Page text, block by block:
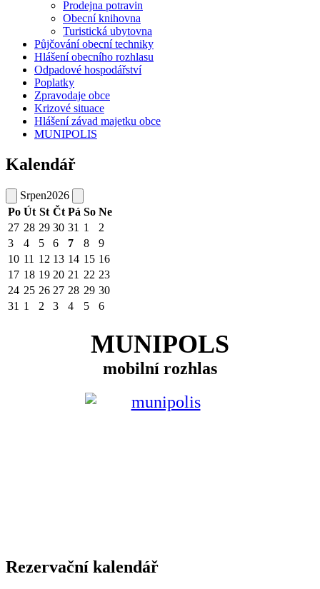
Prodejna potravin
Obecní knihovna
Turistická ubytovna
Půjčování obecní techniky
Hlášení obecního rozhlasu
Odpadové hospodářství
Poplatky
Zpravodaje obce
Krizové situace
Hlášení závad majetku obce
MUNIPOLIS
Kalendář
Srpen2026
Po Út St Čt Pá So Ne
27 28 29 30 31 1
2
3
4 5 6 7 8
9
10 11 12 13 14 15 16
17 18 19 20 21 22 23
24 25 26 27 28 29 30
31 1 2 3 4 5 6
MUNIPOLS
mobilní rozhlas
Rezervační kalendář